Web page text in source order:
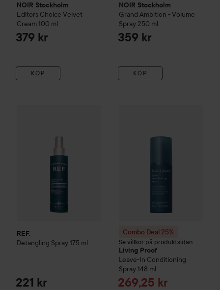
NOIR Stockholm
Editors Choice Velvet
Cream 100 ml
379 kr
KÖP
NOIR Stockholm
Grand Ambition - Volume
Spray 250 ml
359 kr
KÖP
REF.
Detangling Spray 175 ml
221 kr
Combo Deal 25%
Se villkor på produktsidan
Living Proof
Leave-In Conditioning
Spray 148 ml
Reapris
269,25 kr